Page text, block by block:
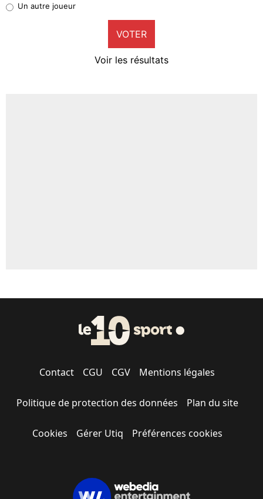
9%
Un autre joueur
VOTER
Voir les résultats
Contact CGU CGV Mentions légales
Politique de protection des données Plan du site
Cookies Gérer Utiq Préférences cookies